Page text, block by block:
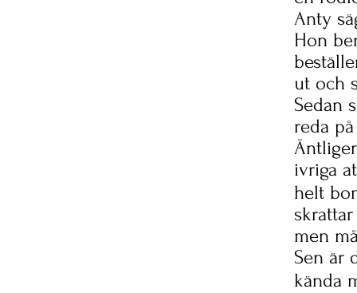
Anty
Hon
ut och
Sedan
reda
ivriga
helt
men
Sen är
kända